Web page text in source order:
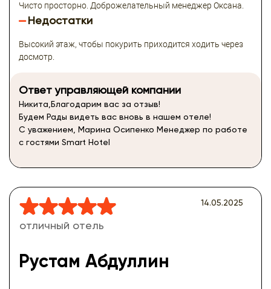
Чисто просторно. Доброжелательный менеджер Оксана.
Недостатки
Высокий этаж, чтобы покурить приходится ходить через
досмотр.
Ответ управляющей компании
Никита,Благодарим вас за отзыв!
Будем Рады видеть вас вновь в нашем отеле!
С уважением, Марина Осипенко Менеджер по работе
с гостями Smart Hotel
отличный отель
Рустам Абдуллин
14.05.2025